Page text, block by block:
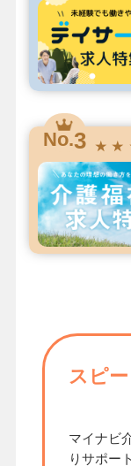
No.3 ★ ★
スピ
マイナビ
りサポー